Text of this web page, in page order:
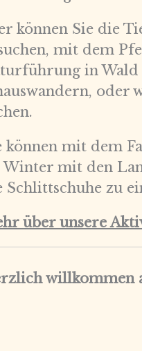
können Sie die
mit dem
in Wald
oder
können mit dem
mit den
Schlittschuhe zu
über unsere
willkommen